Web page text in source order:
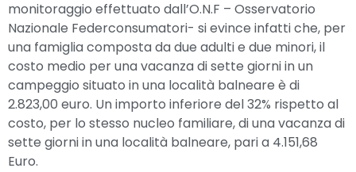
monitoraggio effettuato dall’O.N.F – Osservatorio
Nazionale Federconsumatori- si evince infatti che, per
una famiglia composta da due adulti e due minori, il
costo medio per una vacanza di sette giorni in un
campeggio situato in una località balneare è di
2.823,00 euro. Un importo inferiore del 32% rispetto al
costo, per lo stesso nucleo familiare, di una vacanza di
sette giorni in una località balneare, pari a 4.151,68
Euro.